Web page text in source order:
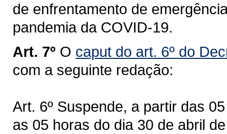
de enfrentamento de
pandemia da COVID-19.
Art. 7º O caput do art. 6º do
com a seguinte redação:
Art. 6º Suspende, a partir das
as 05 horas do dia 30 de abril